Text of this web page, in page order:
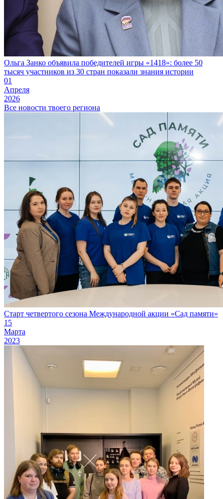
Ольга Занко объявила победителей игры «1418»: более 50
тысяч участников из 30 стран показали знания истории
01
Апреля
2026
Все новости твоего региона
Старт четвертого сезона Международной акции «Сад памяти»
15
Марта
2023